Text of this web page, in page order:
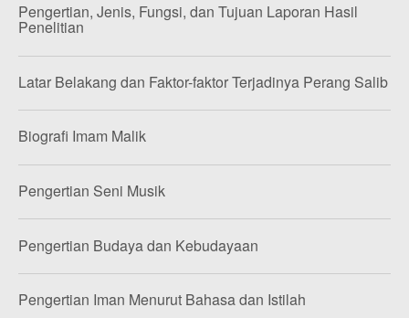
Pengertian, Jenis, Fungsi, dan Tujuan Laporan Hasil
Penelitian
Latar Belakang dan Faktor-faktor Terjadinya Perang Salib
Biografi Imam Malik
Pengertian Seni Musik
Pengertian Budaya dan Kebudayaan
Pengertian Iman Menurut Bahasa dan Istilah